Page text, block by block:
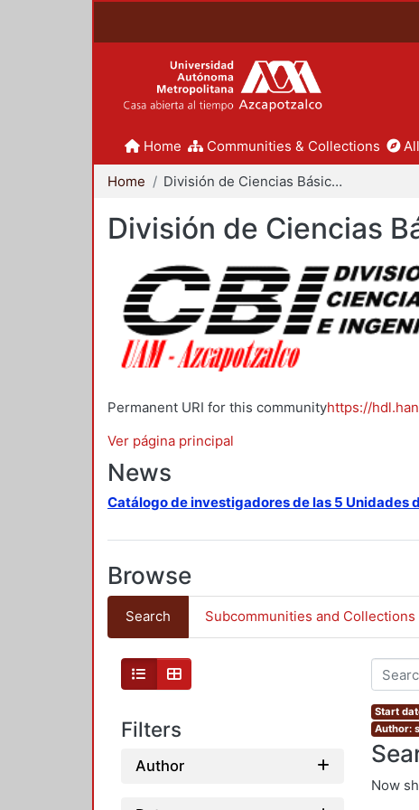
Home Communities & Collections
Home División de Ciencias Básicas e Ingeniería
División de Ciencias
Permanent URI for this communityhttps://
Ver página principal
News
Catálogo de investigadores de las 5 Unidades
Browse
Search Subcommunities and Collections
Filters
Author
Start
Author:
Now